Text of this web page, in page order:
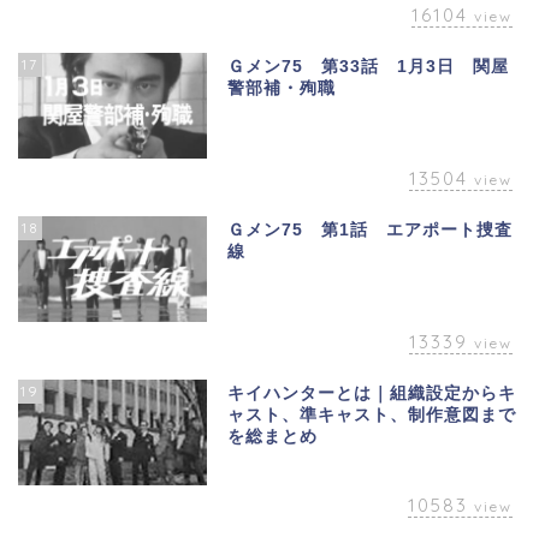
16104 view
17
Ｇメン75 第33話 1月3日 関屋
警部補・殉職
13504 view
18
Ｇメン75 第1話 エアポート捜査
線
13339 view
19
キイハンターとは｜組織設定からキ
ャスト、準キャスト、制作意図まで
を総まとめ
10583 view